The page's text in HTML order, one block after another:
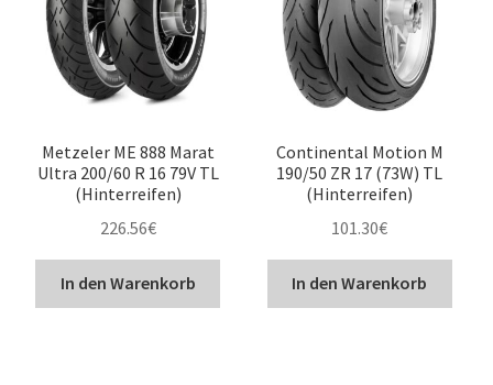
Metzeler ME 888 Marat
Ultra 200/60 R 16 79V TL
(Hinterreifen)
226.56€
In den Warenkorb
Continental Motion M
190/50 ZR 17 (73W) TL
(Hinterreifen)
101.30€
In den Warenkorb